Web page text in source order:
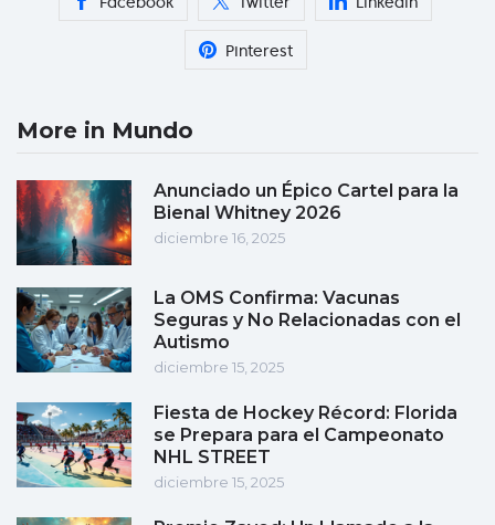
Pinterest
More in Mundo
Anunciado un Épico Cartel para la
Bienal Whitney 2026
diciembre 16, 2025
La OMS Confirma: Vacunas
Seguras y No Relacionadas con el
Autismo
diciembre 15, 2025
Fiesta de Hockey Récord: Florida
se Prepara para el Campeonato
NHL STREET
diciembre 15, 2025